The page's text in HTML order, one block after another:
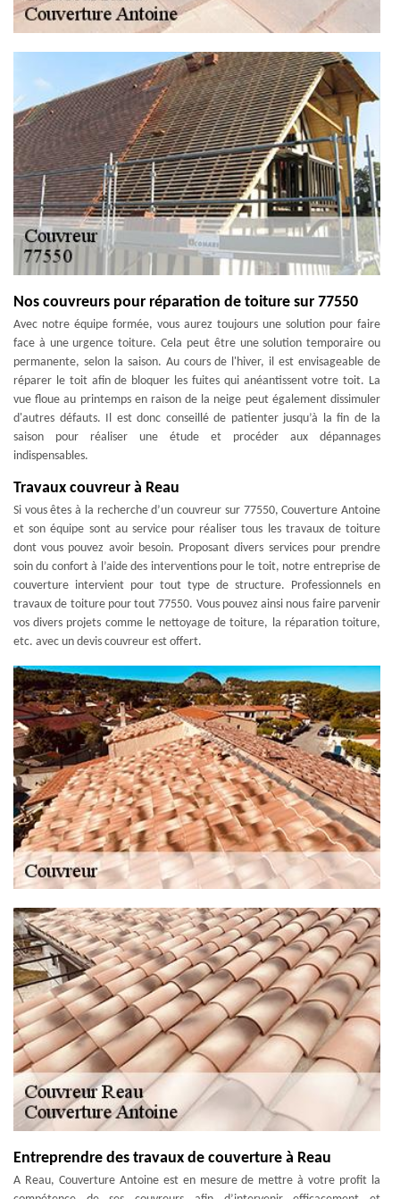
Nos couvreurs pour réparation de toiture sur 77550
Avec notre équipe formée, vous aurez toujours une solution pour faire
face à une urgence toiture. Cela peut être une solution temporaire ou
permanente, selon la saison. Au cours de l'hiver, il est envisageable de
réparer le toit afin de bloquer les fuites qui anéantissent votre toit. La
vue floue au printemps en raison de la neige peut également dissimuler
d'autres défauts. Il est donc conseillé de patienter jusqu’à la fin de la
saison pour réaliser une étude et procéder aux dépannages
indispensables.
Travaux couvreur à Reau
Si vous êtes à la recherche d’un couvreur sur 77550, Couverture Antoine
et son équipe sont au service pour réaliser tous les travaux de toiture
dont vous pouvez avoir besoin. Proposant divers services pour prendre
soin du confort à l’aide des interventions pour le toit, notre entreprise de
couverture intervient pour tout type de structure. Professionnels en
travaux de toiture pour tout 77550. Vous pouvez ainsi nous faire parvenir
vos divers projets comme le nettoyage de toiture, la réparation toiture,
etc. avec un devis couvreur est offert.
Entreprendre des travaux de couverture à Reau
A Reau, Couverture Antoine est en mesure de mettre à votre profit la